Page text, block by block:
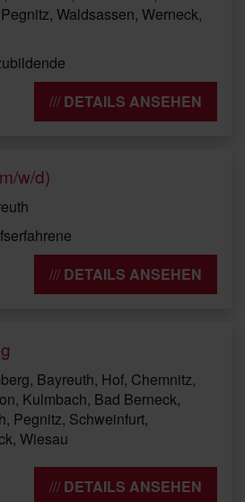
Waldsassen, Werneck,
DETAILS ANSEHEN
w/d)
DETAILS ANSEHEN
Bayreuth, Hof, Chemnitz,
Kulmbach, Bad Berneck,
Pegnitz, Schweinfurt,
Wiesau
DETAILS ANSEHEN